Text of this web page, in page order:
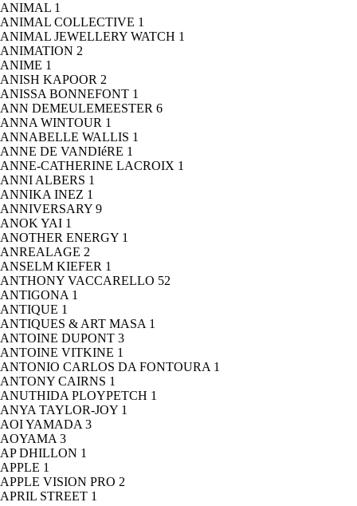
ANIMAL 1
ANIMAL COLLECTIVE 1
ANIMAL JEWELLERY WATCH 1
ANIMATION 2
ANIME 1
ANISH KAPOOR 2
ANISSA BONNEFONT 1
ANN DEMEULEMEESTER 6
ANNA WINTOUR 1
ANNABELLE WALLIS 1
ANNE DE VANDIéRE 1
ANNE-CATHERINE LACROIX 1
ANNI ALBERS 1
ANNIKA INEZ 1
ANNIVERSARY 9
ANOK YAI 1
ANOTHER ENERGY 1
ANREALAGE 2
ANSELM KIEFER 1
ANTHONY VACCARELLO 52
ANTIGONA 1
ANTIQUE 1
ANTIQUES & ART MASA 1
ANTOINE DUPONT 3
ANTOINE VITKINE 1
ANTONIO CARLOS DA FONTOURA 1
ANTONY CAIRNS 1
ANUTHIDA PLOYPETCH 1
ANYA TAYLOR-JOY 1
AOI YAMADA 3
AOYAMA 3
AP DHILLON 1
APPLE 1
APPLE VISION PRO 2
APRIL STREET 1